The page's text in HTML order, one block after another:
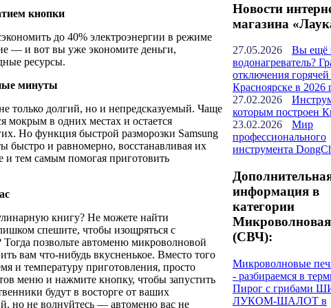
Новости
магазина
27.05.2026
Вы ещё
водонагреватель?
отключения
Красноярске в 2026
27.02.2026
которым построен
23.02.2026
Мир
профессионального
инструмента
информация в
категории
(СВЧ):
Микроволновые
- разбираемся в
Пирог с грибами
ЛУКОМ-ШАЛОТ в
кнопки
до 40% электроэнергии в режиме
— и вот вы уже экономите деньги,
ресурсы.
минуты
только долгий, но и непредсказуемый. Чаще
мокрым в одних местах и остается
Но функция быстрой разморозки Samsung
быстро и равномерно, восстанавливая их
и тем самым помогая приготовить
книгу? Не можете найти
спешите, чтобы изощряться с
позвольте автоменю микроволновой
вам что-нибудь вкусненькое. Вместо того
и температуру приготовления, просто
меню и нажмите кнопку, чтобы запустить
будут в восторге от ваших
но не волнуйтесь — автоменю вас не